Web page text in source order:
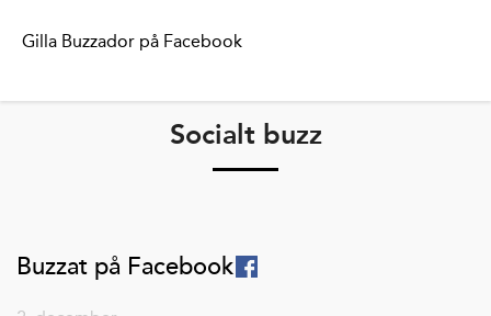
Gilla Buzzador på Facebook
Socialt buzz
Buzzat på Facebook